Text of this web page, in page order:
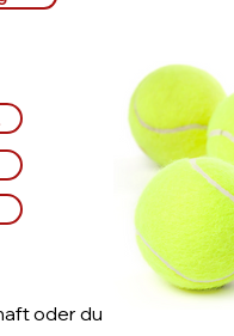
oder du